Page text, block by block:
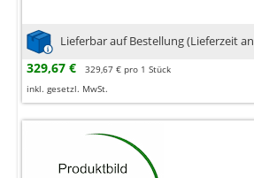
Lieferbar auf Bestellung (Lieferzeit
329,67 €
329,67 € pro 1 Stück
inkl. gesetzl. MwSt.